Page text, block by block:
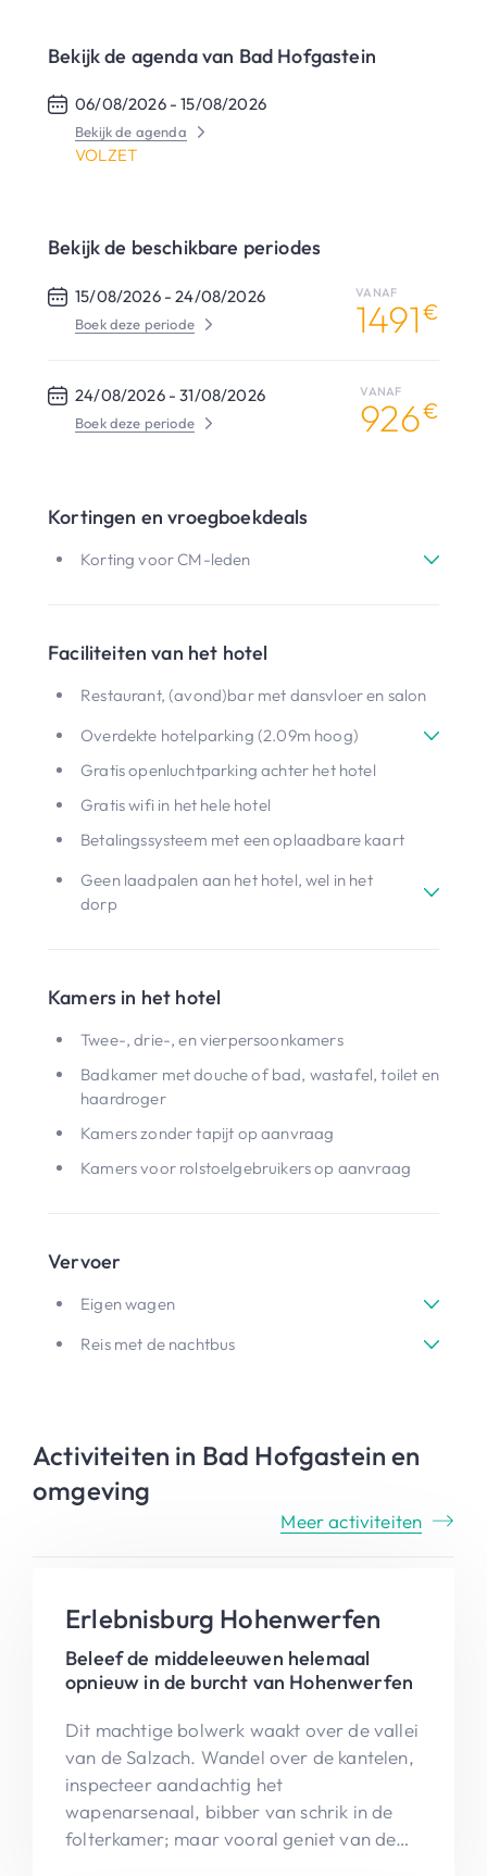
Bekijk de agenda van Bad Hofgastein
06/08/2026 -15/08/2026
Bekijk de agenda
VOLZET
Bekijk de beschikbare periodes
15/08/2026 -24/08/2026
Boek deze periode
VANAF
1491€
24/08/2026 -31/08/2026
Boek deze periode
VANAF
926€
Kortingen en vroegboekdeals
Korting voor CM-leden
Faciliteiten van het hotel
Restaurant, (avond)bar met dansvloer en salon
Overdekte hotelparking (2.09m hoog)
Gratis openluchtparking achter het hotel
Gratis wifi in het hele hotel
Betalingssysteem met een oplaadbare kaart
Geen laadpalen aan het hotel, wel in het
dorp
Kamers in het hotel
Twee-, drie-, en vierpersoonkamers
Badkamer met douche of bad, wastafel, toilet en
haardroger
Kamers zonder tapijt op aanvraag
Kamers voor rolstoelgebruikers op aanvraag
Vervoer
Eigen wagen
Reis met de nachtbus
Activiteiten in Bad Hofgastein en
omgeving
Meer activiteiten
Erlebnisburg Hohenwerfen
Beleef de middeleeuwen helemaal
opnieuw in de burcht van Hohenwerfen
Dit machtige bolwerk waakt over de vallei
van de Salzach. Wandel over de kantelen,
inspecteer aandachtig het
wapenarsenaal, bibber van schrik in de
folterkamer; maar vooral geniet van de